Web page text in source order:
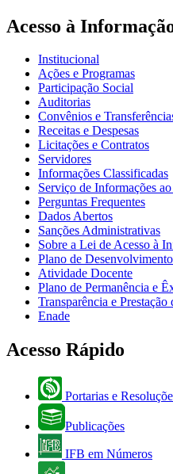
Acesso à
Institucional
Ações e Programas
Participação Social
Auditorias
Convênios e
Receitas e Despesas
Licitações e Contratos
Servidores
Informações Classificadas
Serviço de Informações
Perguntas Frequentes
Dados Abertos
Sanções Administrativas
Sobre a Lei de Acesso à
Plano de
Atividade Docente
Plano de Permanência e
Transparência e Prestação
Enade
Acesso Rápido
Portarias e
Publicações
IFB em Números